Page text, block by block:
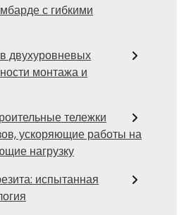
с гибкими
двухуровневых
монтажа и
тележки
ускоряющие работы на
нагрузку
испытанная